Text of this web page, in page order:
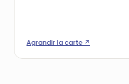
Agrandir la carte ↗